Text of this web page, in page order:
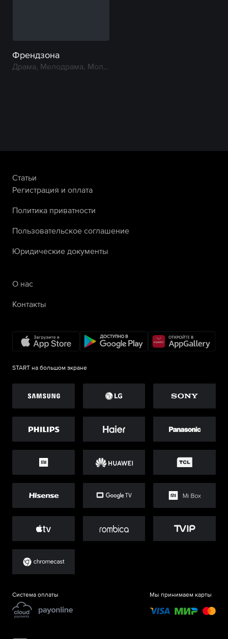
Френдзона
Драма, Мелодрама, Молодежный
Статьи
Регистрация и оплата
Политика приватности
Пользовательское соглашение
Юридические документы
О нас
Контакты
START на большом экране
Система оплаты Мы принимаем карты